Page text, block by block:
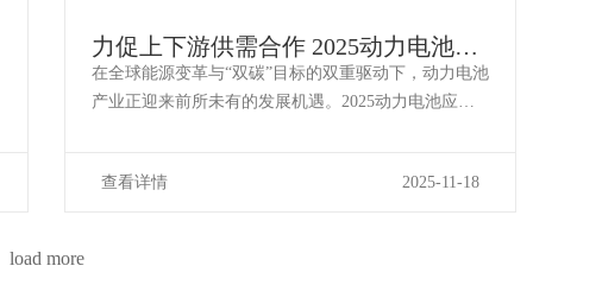
力促上下游供需合作 2025动力电池产
业链深度供需对接交流会在宜宾成功
举办
在全球能源变革与“双碳”目标的双重驱动下，动力电池
产业正迎来前所未有的发展机遇。2025动力电池应用
全产业链协同发展，由动力电池应用生态展览会组委
查看详情 2025-11-18
load more